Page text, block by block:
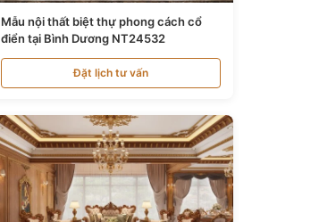
Mẫu nội thất biệt thự phong cách cổ
điển tại Bình Dương NT24532
Đặt lịch tư vấn